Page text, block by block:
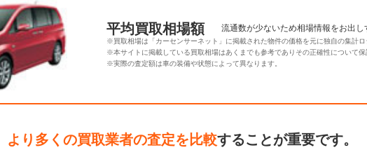
平均買取相場額 流通数が少ないため相場情報をお出
※買取相場は「カーセンサーネット」に掲載された物件の価格を元に独自の集計
※本サイトに掲載している買取相場はあくまでも参考でありその正確性について
※実際の査定額は車の装備や状態によって異なります。
より多くの買取業者の査定を比較することが重要です。